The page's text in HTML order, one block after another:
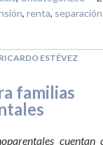
, renta, separación
RICARDO ESTÉVEZ
familias
cuentan